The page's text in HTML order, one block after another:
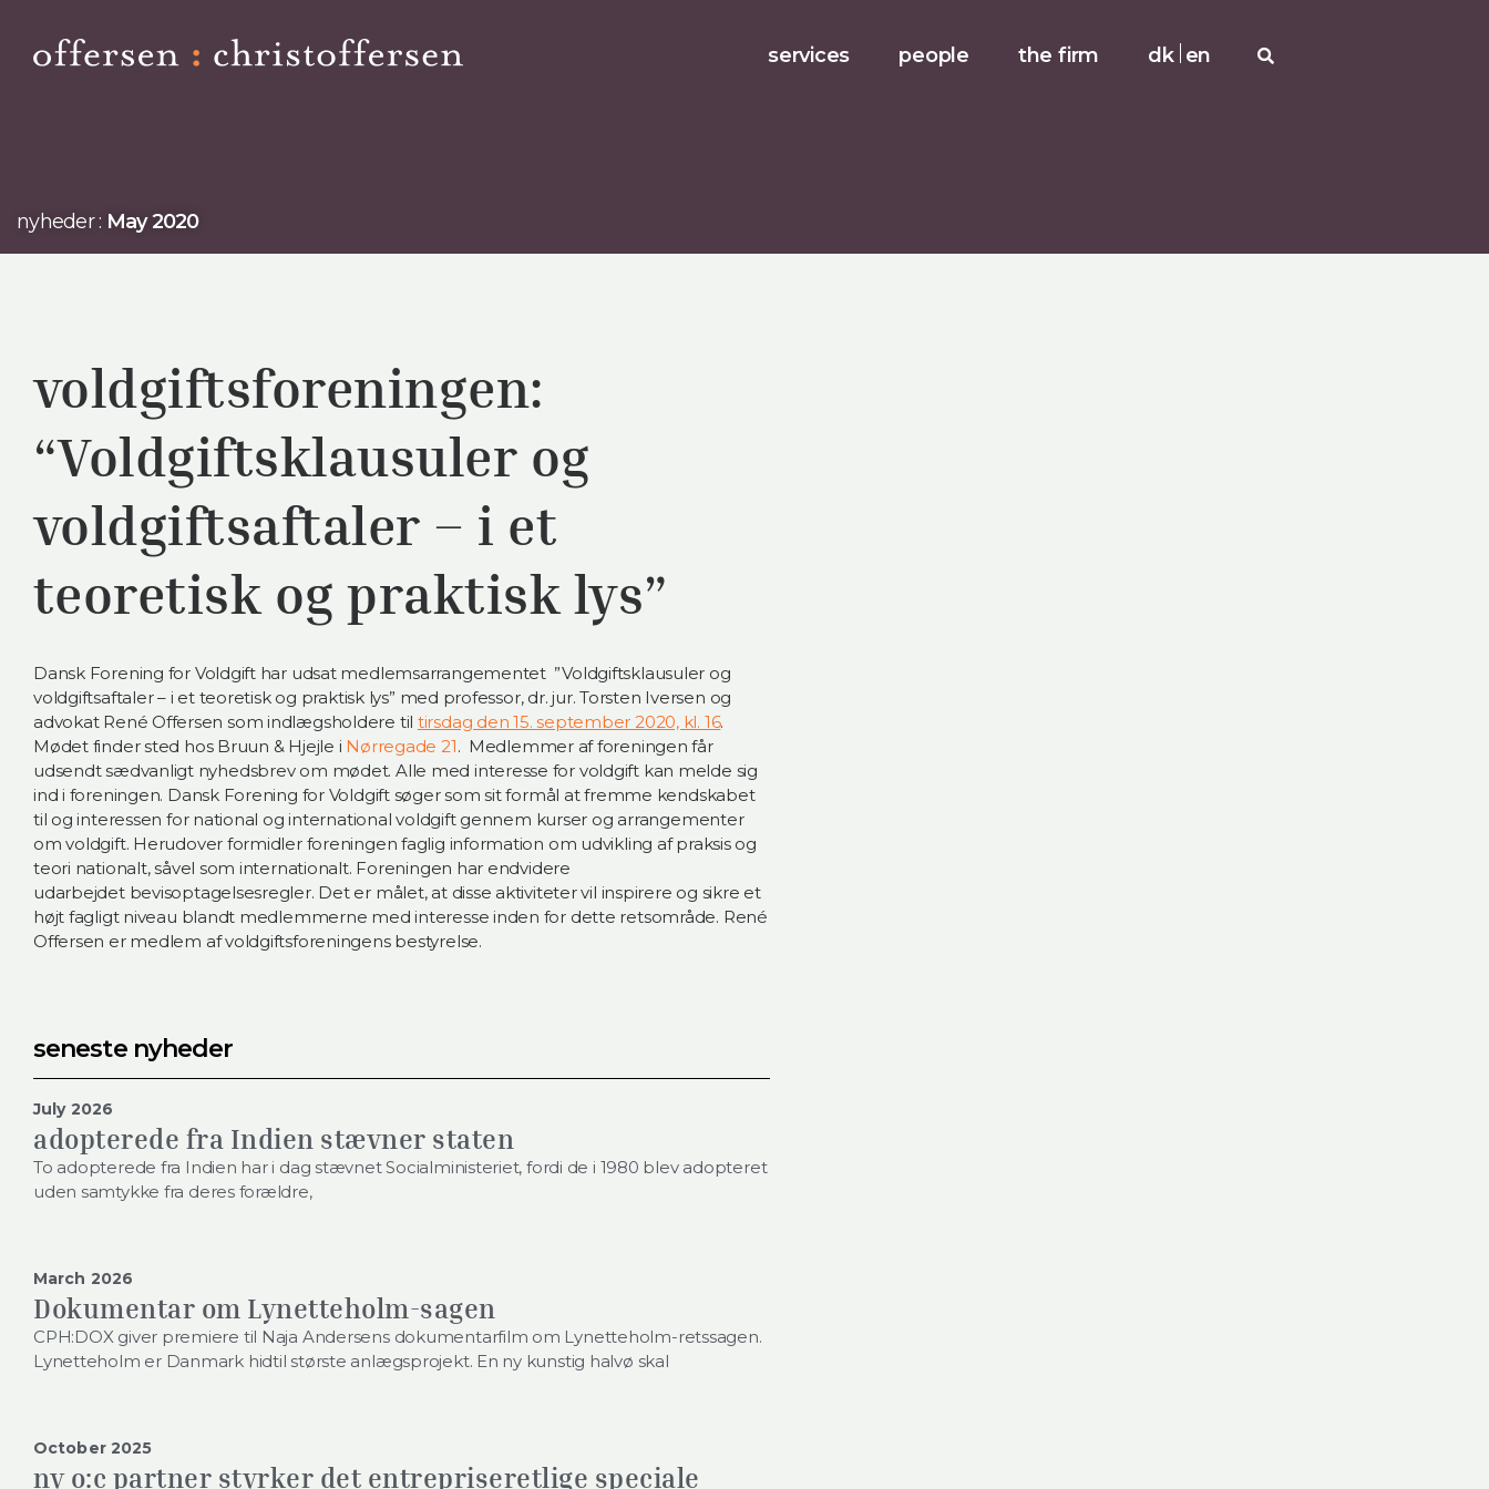
services people the firm dk en
nyheder : May 2020
voldgiftsforeningen:
“Voldgiftsklausuler og
voldgiftsaftaler – i et
teoretisk og praktisk lys”
Dansk Forening for Voldgift har udsat medlemsarrangementet ”Voldgiftsklausuler og
voldgiftsaftaler – i et teoretisk og praktisk lys” med professor, dr. jur. Torsten Iversen og
advokat René Offersen som indlægsholdere til tirsdag den 15. september 2020, kl. 16.
Mødet finder sted hos Bruun & Hjejle i Nørregade 21. Medlemmer af foreningen får
udsendt sædvanligt nyhedsbrev om mødet. Alle med interesse for voldgift kan melde sig
ind i foreningen. Dansk Forening for Voldgift søger som sit formål at fremme kendskabet
til og interessen for national og international voldgift gennem kurser og arrangementer
om voldgift. Herudover formidler foreningen faglig information om udvikling af praksis og
teori nationalt, såvel som internationalt. Foreningen har endvidere
udarbejdet bevisoptagelsesregler. Det er målet, at disse aktiviteter vil inspirere og sikre et
højt fagligt niveau blandt medlemmerne med interesse inden for dette retsområde. René
Offersen er medlem af voldgiftsforeningens bestyrelse.
seneste nyheder
July 2026
adopterede fra Indien stævner staten
To adopterede fra Indien har i dag stævnet Socialministeriet, fordi de i 1980 blev adopteret
uden samtykke fra deres forældre,
March 2026
Dokumentar om Lynetteholm-sagen
CPH:DOX giver premiere til Naja Andersens dokumentarfilm om Lynetteholm-retssagen.
Lynetteholm er Danmark hidtil største anlægsprojekt. En ny kunstig halvø skal
October 2025
ny o:c partner styrker det entrepriseretlige speciale